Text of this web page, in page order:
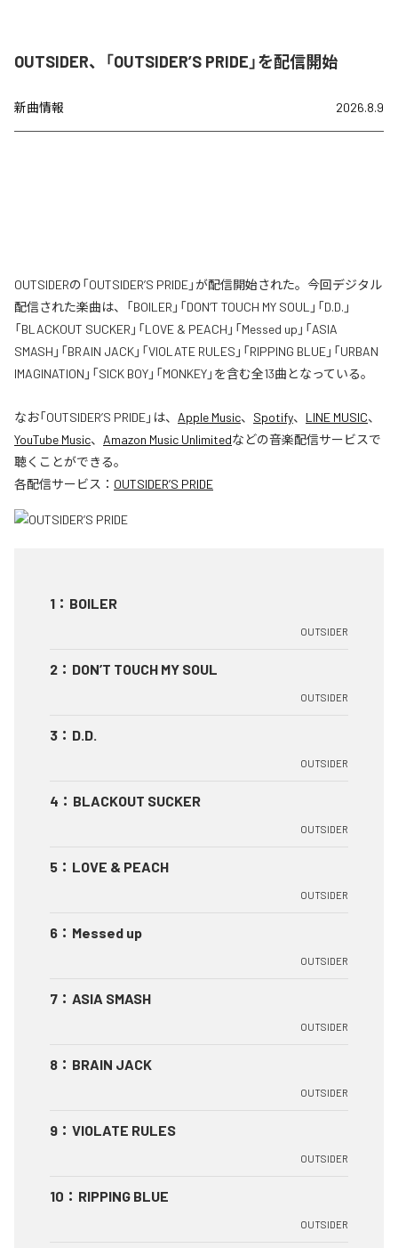
OUTSIDER、「OUTSIDER’S PRIDE」を配信開始
新曲情報 2026.8.9
OUTSIDERの「OUTSIDER’S PRIDE」が配信開始された。今回デジタル
配信された楽曲は、「BOILER」「DON’T TOUCH MY SOUL」「D.D.」
「BLACKOUT SUCKER」「LOVE & PEACH」「Messed up」「ASIA
SMASH」「BRAIN JACK」「VIOLATE RULES」「RIPPING BLUE」「URBAN
IMAGINATION」「SICK BOY」「MONKEY」を含む全13曲となっている。
なお「OUTSIDER’S PRIDE」は、 Apple Music、 Spotify、 LINE MUSIC、
YouTube Music、 Amazon Music Unlimitedなどの音楽配信サービスで
聴くことができる。
各配信サービス： OUTSIDER’S PRIDE
1 ： BOILER
OUTSIDER
2 ： DON’T TOUCH MY SOUL
OUTSIDER
3 ： D.D.
OUTSIDER
4 ： BLACKOUT SUCKER
OUTSIDER
5 ： LOVE & PEACH
OUTSIDER
6 ： Messed up
OUTSIDER
7 ： ASIA SMASH
OUTSIDER
8 ： BRAIN JACK
OUTSIDER
9 ： VIOLATE RULES
OUTSIDER
10 ： RIPPING BLUE
OUTSIDER